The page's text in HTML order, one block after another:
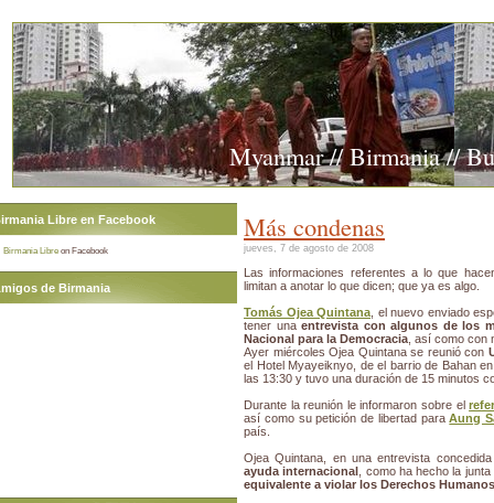
Myanmar // Birmania //
Más condenas
jueves, 7 de agosto de 2008
Las informaciones referentes a lo que
limitan a anotar lo que dicen; que ya es algo.
Tomás Ojea Quintana , el nuevo enviado
tener unaentrevista con algunos de los
Nacional para la Democracia , así como con
Ayer miércoles Ojea Quintana se reunió con
el Hotel Myayeiknyo, de el barrio de Bahan
las 13:30 y tuvo una duración de 15 minutos
Durante la reunión le informaron sobre el
así como su petición de libertad paraAung
país.
Ojea Quintana, en una entrevista
ayuda internacional , como ha hecho la
equivalente a violar los Derechos Humanos
Libre en Facebook
Birmania Libre on Facebook
de Birmania